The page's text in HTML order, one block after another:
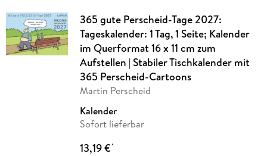
365 gute Perscheid-Tage 2027:
Tageskalender: 1 Tag, 1 Seite; Kalender
im Querformat 16 x 11 cm zum
Aufstellen | Stabiler Tischkalender mit
365 Perscheid-Cartoons
Martin Perscheid
Kalender
Sofort lieferbar
13,19 €*